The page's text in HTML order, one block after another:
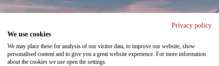
Privacy policy
We use cookies
We may place these for analysis of our visitor data, to improve our website, show
personalised content and to give you a great website experience. For more information
about the cookies we use open the settings.